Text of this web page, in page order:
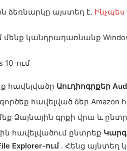
ձեռնարկը այստեղ է. Ինչպես
մենք կանդրադառնանք
10-ում
հավելվածը Աուդիոգրքեր
հավելված ձեր
Ձայնային գրքի վրա և
հավելվածում ընտրեք
Explorer-ում. Հենց այնտեղ